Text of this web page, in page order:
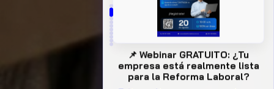
📌 Webinar GRATUITO: ¿Tu
empresa está realmente lista
para la Reforma Laboral?
Evita multas y errores costosos
en IMSS o ISR adaptando tu
negocio a las nuevas normativas
vigentes en México.